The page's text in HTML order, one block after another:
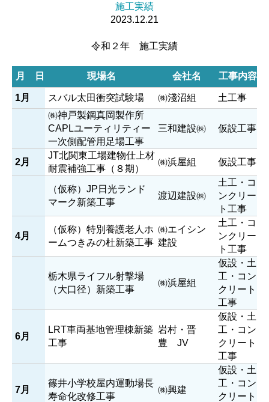
お問い合わせやご相談はこちら
採用情報
お問合せ
施工実績
2023.12.21
令和２年 施工実績
月 日 現場名 会社名 工事内容
1月 スバル太田衝突試験場 ㈱淺沼組
土工事
㈱神戸製鋼真岡製作所
CAPLユーティリティー
一次側配管用足場工事
三和建設㈱ 仮設工事
2月
JT北関東工場建物仕上材
耐震補強工事（８期）
㈱浜屋組 仮設工事
（仮称）JP日光ランド
マーク新築工事
渡辺建設㈱
土工・コ
ンクリー
ト工事
4月
（仮称）特別養護老人ホ
ームつきみの杜新築工事
㈱エイシン
建設
土工・コ
ンクリー
ト工事
栃木県ライフル射撃場
（大口径）新築工事
㈱浜屋組
仮設・土
工・コン
クリート
工事
6月
LRT車両基地管理棟新築
工事
岩村・晋
豊 JV
仮設・土
工・コン
クリート
工事
7月
篠井小学校屋内運動場長
寿命化改修工事
㈱興建
仮設・土
工・コン
クリート